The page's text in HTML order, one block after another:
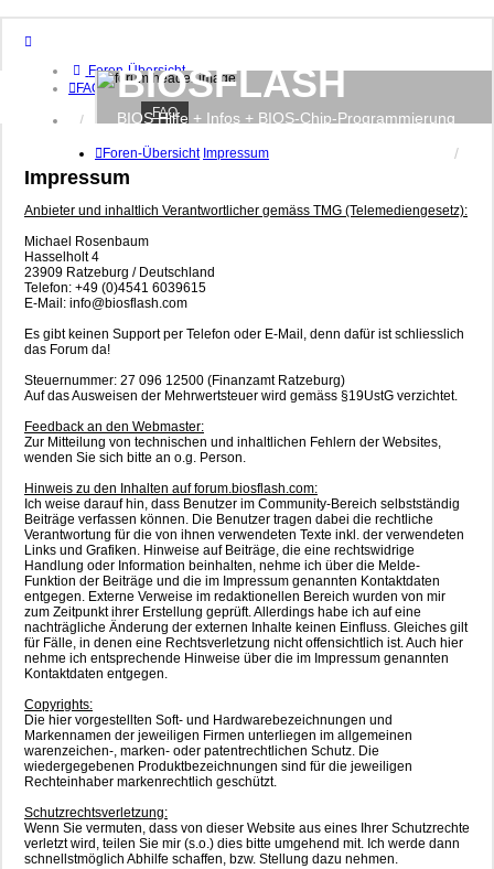
Foren-Übersicht
FAQ
Anmelden
BIOSFLASH
BIOS Hilfe + Infos + BIOS-Chip-Programmierung
FAQ
Foren-Übersicht Impressum
Impressum
Anbieter und inhaltlich Verantwortlicher gemäss TMG (Telemediengesetz):
Michael Rosenbaum
Hasselholt 4
23909 Ratzeburg / Deutschland
Telefon: +49 (0)4541 6039615
E-Mail: info@biosflash.com
Es gibt keinen Support per Telefon oder E-Mail, denn dafür ist schliesslich
das Forum da!
Steuernummer: 27 096 12500 (Finanzamt Ratzeburg)
Auf das Ausweisen der Mehrwertsteuer wird gemäss §19UstG verzichtet.
Feedback an den Webmaster:
Zur Mitteilung von technischen und inhaltlichen Fehlern der Websites,
wenden Sie sich bitte an o.g. Person.
Hinweis zu den Inhalten auf forum.biosflash.com:
Ich weise darauf hin, dass Benutzer im Community-Bereich selbstständig
Beiträge verfassen können. Die Benutzer tragen dabei die rechtliche
Verantwortung für die von ihnen verwendeten Texte inkl. der verwendeten
Links und Grafiken. Hinweise auf Beiträge, die eine rechtswidrige
Handlung oder Information beinhalten, nehme ich über die Melde-
Funktion der Beiträge und die im Impressum genannten Kontaktdaten
entgegen. Externe Verweise im redaktionellen Bereich wurden von mir
zum Zeitpunkt ihrer Erstellung geprüft. Allerdings habe ich auf eine
nachträgliche Änderung der externen Inhalte keinen Einfluss. Gleiches gilt
für Fälle, in denen eine Rechtsverletzung nicht offensichtlich ist. Auch hier
nehme ich entsprechende Hinweise über die im Impressum genannten
Kontaktdaten entgegen.
Copyrights:
Die hier vorgestellten Soft- und Hardwarebezeichnungen und
Markennamen der jeweiligen Firmen unterliegen im allgemeinen
warenzeichen-, marken- oder patentrechtlichen Schutz. Die
wiedergegebenen Produktbezeichnungen sind für die jeweiligen
Rechteinhaber markenrechtlich geschützt.
Schutzrechtsverletzung:
Wenn Sie vermuten, dass von dieser Website aus eines Ihrer Schutzrechte
verletzt wird, teilen Sie mir (s.o.) dies bitte umgehend mit. Ich werde dann
schnellstmöglich Abhilfe schaffen, bzw. Stellung dazu nehmen.